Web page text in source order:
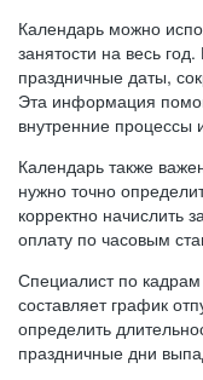
Календарь можно
занятости на весь
праздничные даты,
Эта информация
внутренние процессы
Календарь также
нужно точно
корректно начислить
оплату по часовым
Специалист по кадрам
составляет график
определить
праздничные дни